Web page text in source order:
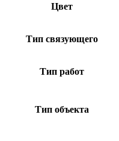
Цвет
Тип связующего
Тип работ
Тип объекта